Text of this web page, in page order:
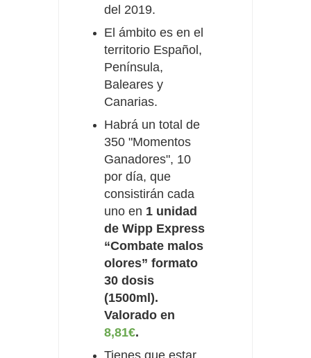
del 2019.
El ámbito es en el
territorio Español,
Península,
Baleares y
Canarias.
Habrá un total de
350 "Momentos
Ganadores", 10
por día, que
consistirán cada
uno en 1 unidad
de Wipp Express
“Combate malos
olores” formato
30 dosis
(1500ml).
Valorado en
8,81€.
Tienes que estar